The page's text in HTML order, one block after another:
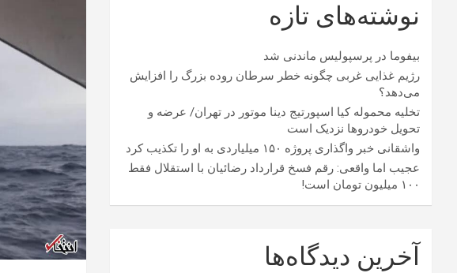
نوشته‌های تازه
بیفوما در پرسپولیس ماندنی شد
رژیم غذایی غربی چگونه خطر سرطان روده بزرگ را افزایش
می‌دهد؟
تخلیه محموله کیا اسپورتیج دینا موتور در تهران/ عرضه و
تحویل خودروها نزدیک است
واشقانی خبر واگذاری پروژه ۱۵۰ میلیاردی به او را تکذیب کرد
عجیب اما واقعی: رقم فسخ قرارداد رضائیان با استقلال فقط
۱۰۰ میلیون تومان است!
آخرین دیدگاه‌ها